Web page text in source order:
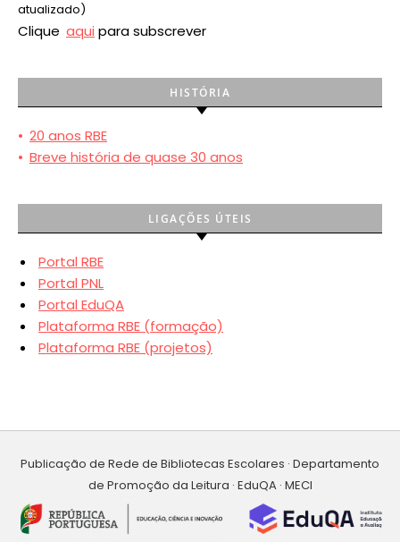
atualizado)
Clique aqui para subscrever
HISTÓRIA
• 20 anos RBE
• Breve história de quase 30 anos
LIGAÇÕES ÚTEIS
Portal RBE
Portal PNL
Portal EduQA
Plataforma RBE (formação)
Plataforma RBE (projetos)
Publicação de Rede de Bibliotecas Escolares · Departamento
de Promoção da Leitura · EduQA · MECI